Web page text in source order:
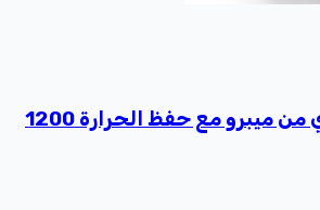
غلاية تحضير الشاي من ميبرو مع حفظ الحرارة 1200